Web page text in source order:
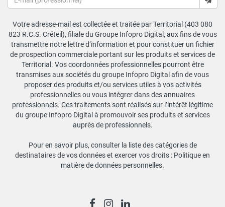
Votre adresse-mail est collectée et traitée par Territorial (403 080
823 R.C.S. Créteil), filiale du Groupe Infopro Digital, aux fins de vous
transmettre notre lettre d’information et pour constituer un fichier
de prospection commerciale portant sur les produits et services de
Territorial. Vos coordonnées professionnelles pourront être
transmises aux sociétés du groupe Infopro Digital afin de vous
proposer des produits et/ou services utiles à vos activités
professionnelles ou vous intégrer dans des annuaires
professionnels. Ces traitements sont réalisés sur l’intérêt légitime
du groupe Infopro Digital à promouvoir ses produits et services
auprès de professionnels.
Pour en savoir plus, consulter la liste des catégories de
destinataires de vos données et exercer vos droits : Politique en
matière de données personnelles.